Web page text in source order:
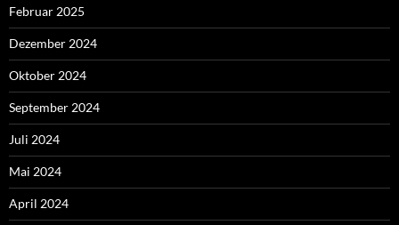
Februar 2025
Dezember 2024
Oktober 2024
September 2024
Juli 2024
Mai 2024
April 2024